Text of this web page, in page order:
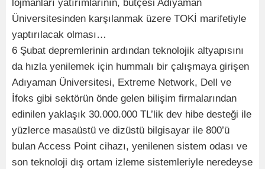
lojmanları yatırımlarının, bütçesi Adıyaman
Üniversitesinden karşılanmak üzere TOKİ marifetiyle
yaptırılacak olması…
6 Şubat depremlerinin ardından teknolojik altyapısını
da hızla yenilemek için hummalı bir çalışmaya girişen
Adıyaman Üniversitesi, Extreme Network, Dell ve
İfoks gibi sektörün önde gelen bilişim firmalarından
edinilen yaklaşık 30.000.000 TL’lik dev hibe desteği ile
yüzlerce masaüstü ve dizüstü bilgisayar ile 800’ü
bulan Access Point cihazı, yenilenen sistem odası ve
son teknoloji dış ortam izleme sistemleriyle neredeyse